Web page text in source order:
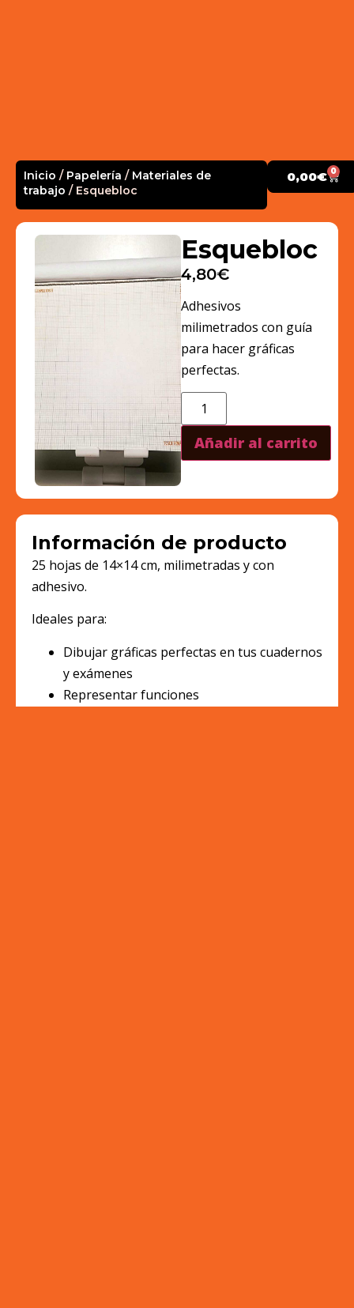
Inicio / Papelería / Materiales de
trabajo / Esquebloc
0,00€ 0
Esquebloc
4,80€
Adhesivos
milimetrados con guía
para hacer gráficas
perfectas.
Añadir al carrito
Información de producto
25 hojas de 14×14 cm, milimetradas y con
adhesivo.
Ideales para:
Dibujar gráficas perfectas en tus cuadernos
y exámenes
Representar funciones